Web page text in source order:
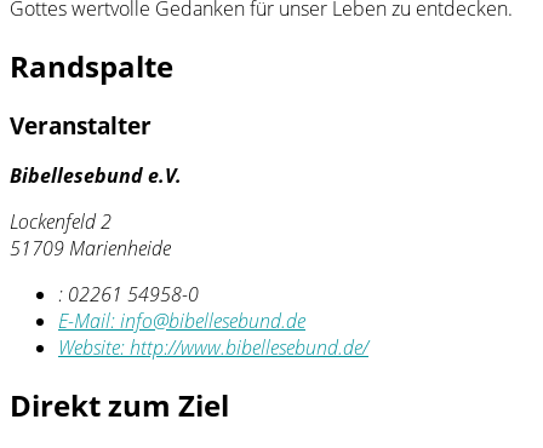
Gottes wertvolle Gedanken für unser Leben zu entdecken.
Randspalte
Veranstalter
Bibellesebund e.V.
Lockenfeld 2
51709 Marienheide
: 02261 54958-0
E-Mail:info@bibellesebund.de
Website:http://www.bibellesebund.de/
Direkt zum Ziel